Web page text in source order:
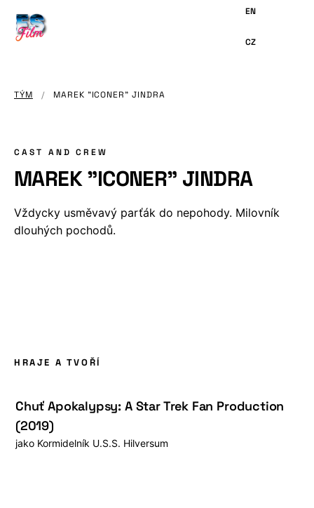
OBSAHU
TÝM / MAREK "ICONER" JINDRA
CAST AND CREW
MAREK "ICONER" JINDRA
Vždycky usměvavý parťák do nepohody. Milovník
dlouhých pochodů.
HRAJE A TVOŘÍ
Chuť Apokalypsy: A Star Trek Fan Production
(2019)
jako Kormidelník U.S.S. Hilversum